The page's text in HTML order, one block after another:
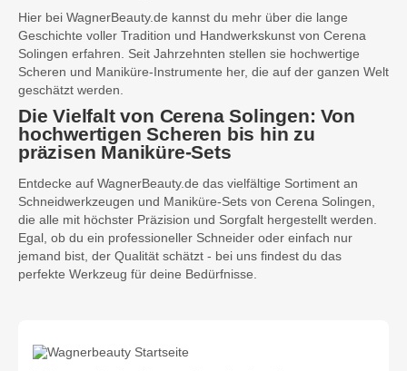
Hier bei WagnerBeauty.de kannst du mehr über die lange
Geschichte voller Tradition und Handwerkskunst von Cerena
Solingen erfahren. Seit Jahrzehnten stellen sie hochwertige
Scheren und Maniküre-Instrumente her, die auf der ganzen Welt
geschätzt werden.
Die Vielfalt von Cerena Solingen: Von
hochwertigen Scheren bis hin zu
präzisen Maniküre-Sets
Entdecke auf WagnerBeauty.de das vielfältige Sortiment an
Schneidwerkzeugen und Maniküre-Sets von Cerena Solingen,
die alle mit höchster Präzision und Sorgfalt hergestellt werden.
Egal, ob du ein professioneller Schneider oder einfach nur
jemand bist, der Qualität schätzt - bei uns findest du das
perfekte Werkzeug für deine Bedürfnisse.